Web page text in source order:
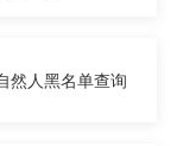
然人黑名单查询